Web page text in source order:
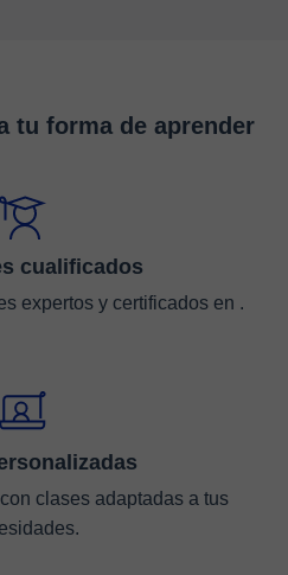
tu forma de aprender
cualificados
expertos y certificados en .
clases adaptadas a tus